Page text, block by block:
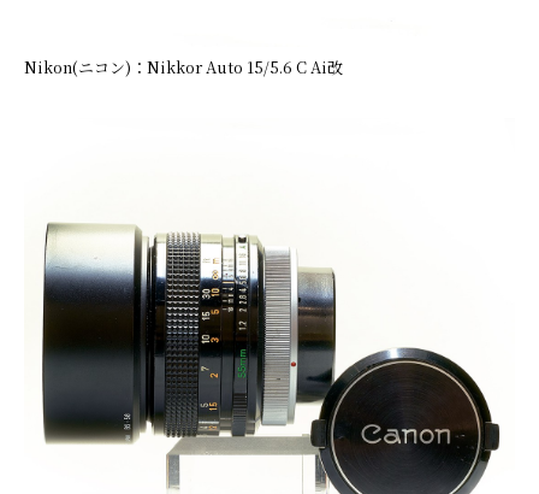
Nikon(ニコン)：Nikkor Auto 15/5.6 C Ai改